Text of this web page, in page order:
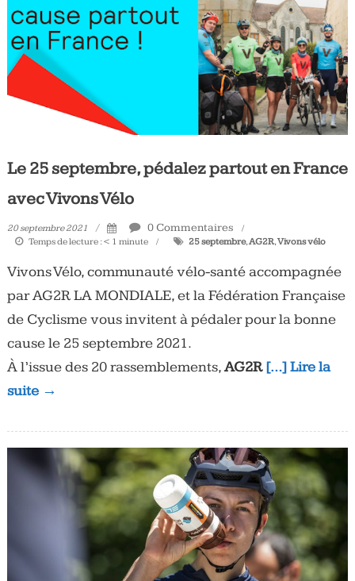
Le 25 septembre, pédalez partout en France
avec Vivons Vélo
20 septembre 2021 0 Commentaires
Temps de lecture : < 1 minute 25 septembre,AG2R,Vivons vélo
Vivons Vélo, communauté vélo-santé accompagnée
par AG2R LA MONDIALE, et la Fédération Française
de Cyclisme vous invitent à pédaler pour la bonne
cause le 25 septembre 2021.
À l’issue des 20 rassemblements,AG2R[…] Lire la
suite →